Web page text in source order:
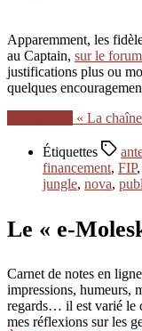
Apparemment, les
au Captain, sur le
justifications plus ou
quelques
« La
Étiquettes
financement, FIP,
jungle, nova,
Le « e-
Carnet de notes en
impressions, humeurs,
regards… il est varié le
mes réflexions sur les